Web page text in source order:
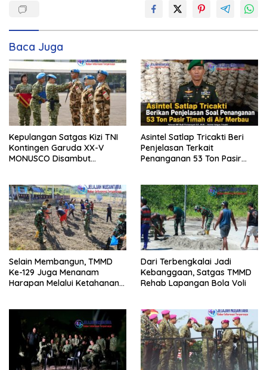
Baca Juga
Kepulangan Satgas Kizi TNI
Kontingen Garuda XX-V
MONUSCO Disambut
Asintel Satlap Tricakti Beri
Penjelasan Terkait
Penanganan 53 Ton Pasir
Selain Membangun, TMMD
Ke-129 Juga Menanam
Harapan Melalui Ketahanan
Dari Terbengkalai Jadi
Kebanggaan, Satgas TMMD
Rehab Lapangan Bola Voli